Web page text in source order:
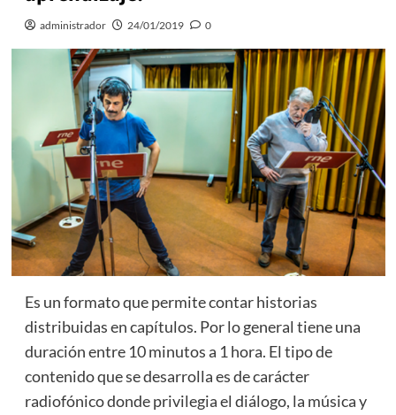
administrador 24/01/2019 0
Es un formato que permite contar historias
distribuidas en capítulos. Por lo general tiene una
duración entre 10 minutos a 1 hora. El tipo de
contenido que se desarrolla es de carácter
radiofónico donde privilegia el diálogo, la música y